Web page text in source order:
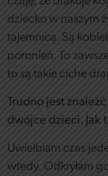
dziecko w naszym
tajemnicą. Są
poronień. To
to są takie ciche
Trudno jest
dwójce dzieci. Jak
Uwielbiam czas
wtedy. Odkryłam